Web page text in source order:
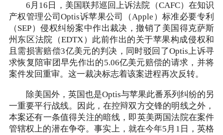
6月16日，美国联邦巡回上诉法院（CAFC）在知识
产权管理公司Optis诉苹果公司（Apple）标准必要专利
（SEP）侵权纠纷案中作出裁决，撤销了美国得克萨斯
州东区法院（EDTX）此前作出的关于苹果构成侵权和
且需损害赔偿3亿美元的判决，同时驳回了Optis上诉寻
求恢复陪审团早先作出的5.06亿美元赔偿的请求，并将
案件发回重审。这一裁决标志着该案进程再次反转。
除美国外，英国也是Optis与苹果此番系列纠纷的另
一重要平行战线。因此，在控辩双方交锋的明线之外，
本案还有一条值得关注的暗线，即英美两国法院在案件
管辖权上的潜在争夺。事实上，就在今年5月1日，英格